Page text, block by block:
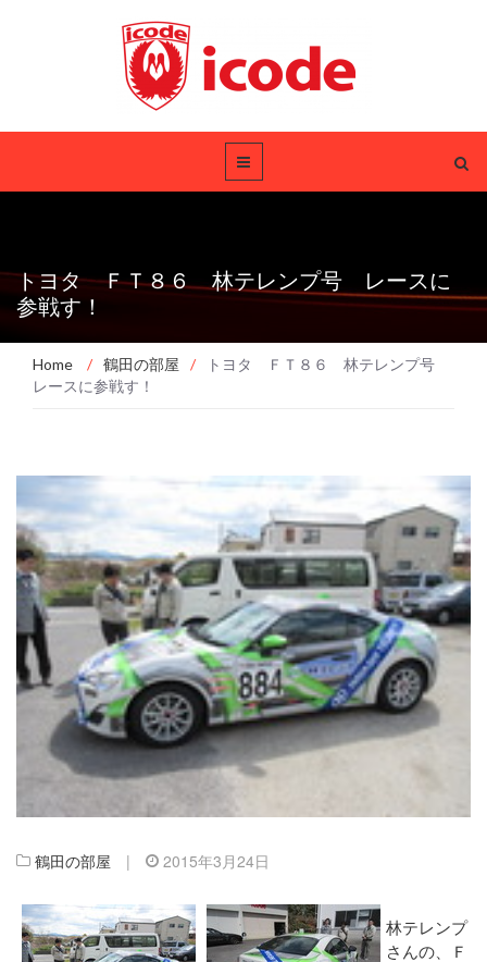
トヨタ ＦＴ８６ 林テレンプ号 レースに
参戦す！
Home / 鶴田の部屋 /
トヨタ ＦＴ８６ 林テレンプ号
レースに参戦す！
鶴田の部屋 | 2015年3月24日
林テレンプ
さんの、Ｆ